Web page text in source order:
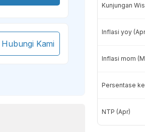
Hubungi Kami
Kunjungan
Inflasi yoy
Inflasi mom
Persentase
NTP (Apr)